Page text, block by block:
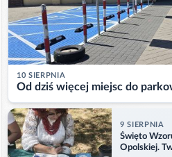
10 SIERPNIA
Od dziś więcej miejsc do
9 SIERPNIA
Święto
Opolskiej.